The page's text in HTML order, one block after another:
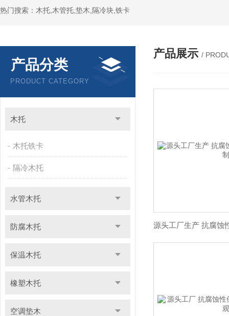
热门搜索：木托,木管托,垫木,隔冷块,铁卡
产品分类
PRODUCT CATEGORY
木托
木托铁卡
隔冷木托
水管木托
防腐木托
保温木托
橡塑木托
空调垫木
产品展示 /